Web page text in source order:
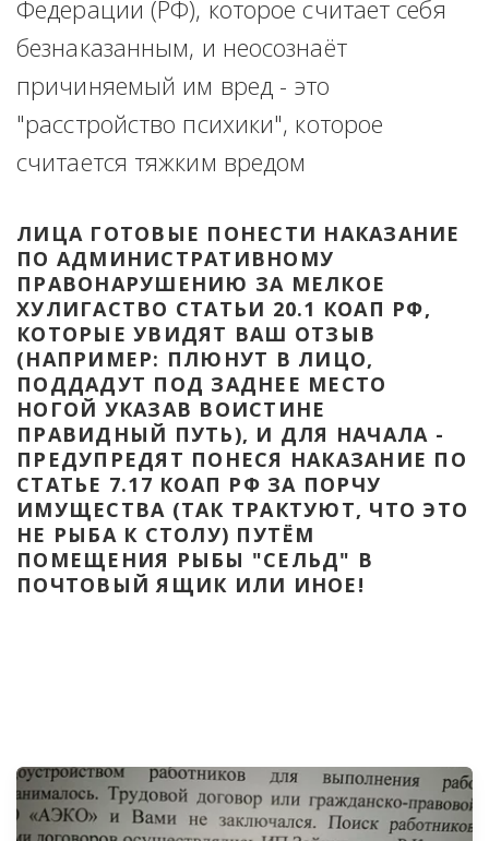
Федерации (РФ), которое считает себя
безнаказанным, и неосознаёт
причиняемый им вред - это
"расстройство психики", которое
считается тяжким вредом
ЛИЦА ГОТОВЫЕ ПОНЕСТИ НАКАЗАНИЕ
ПО АДМИНИСТРАТИВНОМУ
ПРАВОНАРУШЕНИЮ ЗА МЕЛКОЕ
ХУЛИГАСТВО СТАТЬИ 20.1 КОАП РФ,
КОТОРЫЕ УВИДЯТ ВАШ ОТЗЫВ
(НАПРИМЕР: ПЛЮНУТ В ЛИЦО,
ПОДДАДУТ ПОД ЗАДНЕЕ МЕСТО
НОГОЙ УКАЗАВ ВОИСТИНЕ
ПРАВИДНЫЙ ПУТЬ), И ДЛЯ НАЧАЛА -
ПРЕДУПРЕДЯТ ПОНЕСЯ НАКАЗАНИЕ ПО
СТАТЬЕ 7.17 КОАП РФ ЗА ПОРЧУ
ИМУЩЕСТВА (ТАК ТРАКТУЮТ, ЧТО ЭТО
НЕ РЫБА К СТОЛУ) ПУТЁМ
ПОМЕЩЕНИЯ РЫБЫ "СЕЛЬД" В
ПОЧТОВЫЙ ЯЩИК ИЛИ ИНОЕ!